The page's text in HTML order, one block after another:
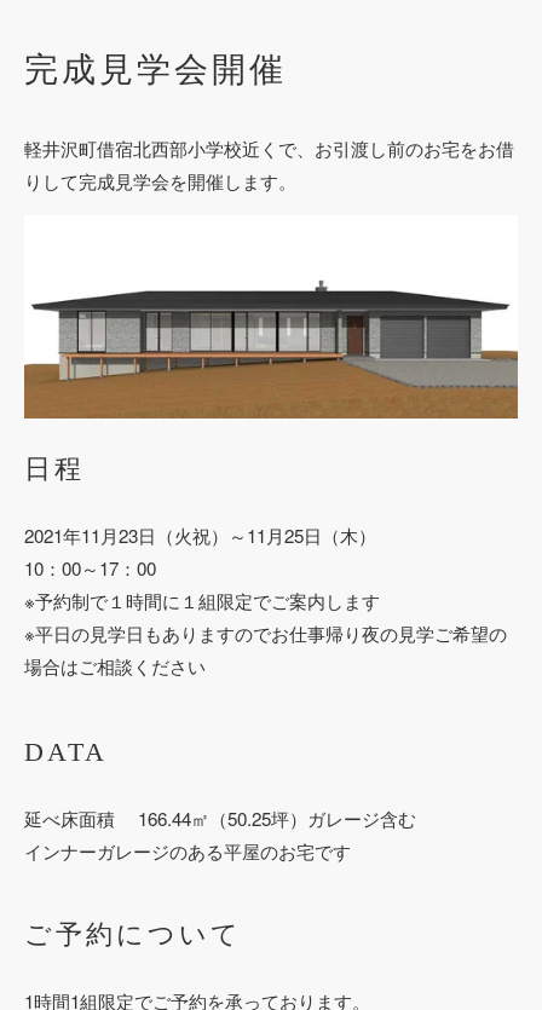
完成見学会開催
軽井沢町借宿北西部小学校近くで、お引渡し前のお宅をお借
りして完成見学会を開催します。
日程
2021年11月23日（火祝）～11月25日（木）
10：00～17：00
※予約制で１時間に１組限定でご案内します
※平日の見学日もありますのでお仕事帰り夜の見学ご希望の
場合はご相談ください
DATA
延べ床面積 166.44㎡（50.25坪）ガレージ含む
インナーガレージのある平屋のお宅です
ご予約について
1時間1組限定でご予約を承っております。